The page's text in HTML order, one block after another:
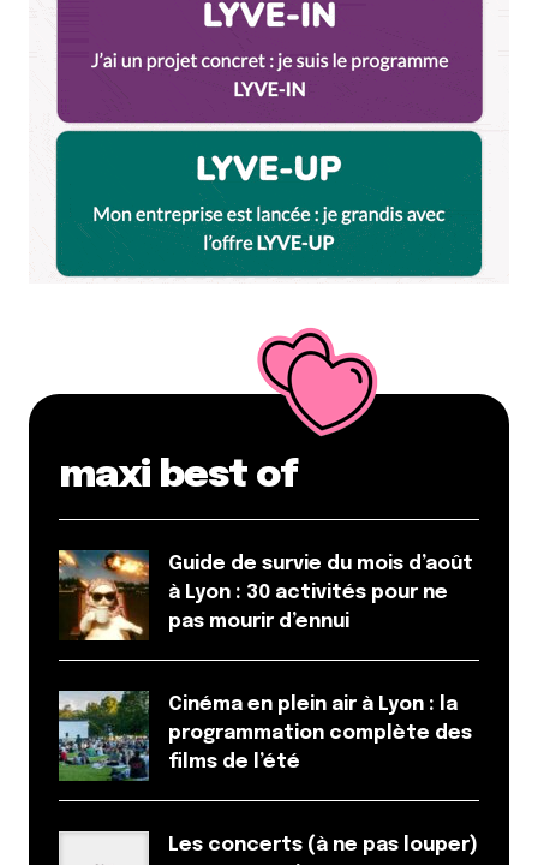
maxi best of
Guide de survie du mois d’août
à Lyon : 30 activités pour ne
pas mourir d’ennui
Cinéma en plein air à Lyon : la
programmation complète des
films de l’été
Les concerts (à ne pas louper)